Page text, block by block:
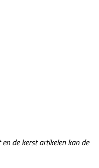
de kerst artikelen kan de